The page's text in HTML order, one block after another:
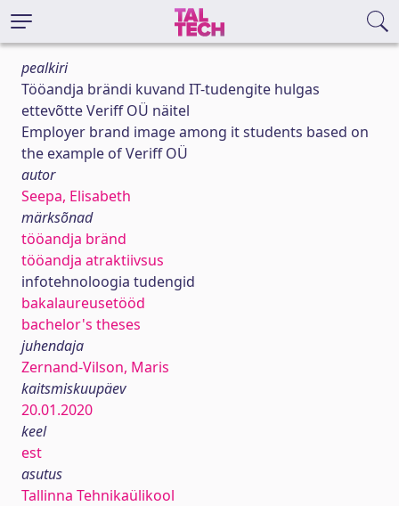
pealkiri
Tööandja brändi kuvand IT-tudengite hulgas
ettevõtte Veriff OÜ näitel
Employer brand image among it students based on
the example of Veriff OÜ
autor
Seepa, Elisabeth
märksõnad
tööandja bränd
tööandja atraktiivsus
infotehnoloogia tudengid
bakalaureusetööd
bachelor's theses
juhendaja
Zernand-Vilson, Maris
kaitsmiskuupäev
20.01.2020
keel
est
asutus
Tallinna Tehnikaülikool